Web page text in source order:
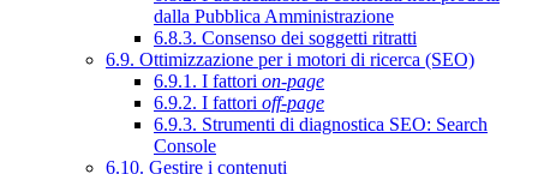
dalla Pubblica Amministrazione
6.8.3. Consenso dei soggetti ritratti
6.9. Ottimizzazione per i motori di ricerca (SEO)
6.9.1. I fattori on-page
6.9.2. I fattori off-page
6.9.3. Strumenti di diagnostica SEO: Search
Console
6.10. Gestire i contenuti